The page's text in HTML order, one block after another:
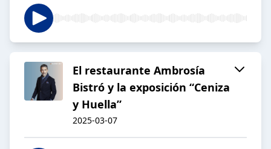
El restaurante Ambrosía
Bistró y la exposición “Ceniza
y Huella”
2025-03-07